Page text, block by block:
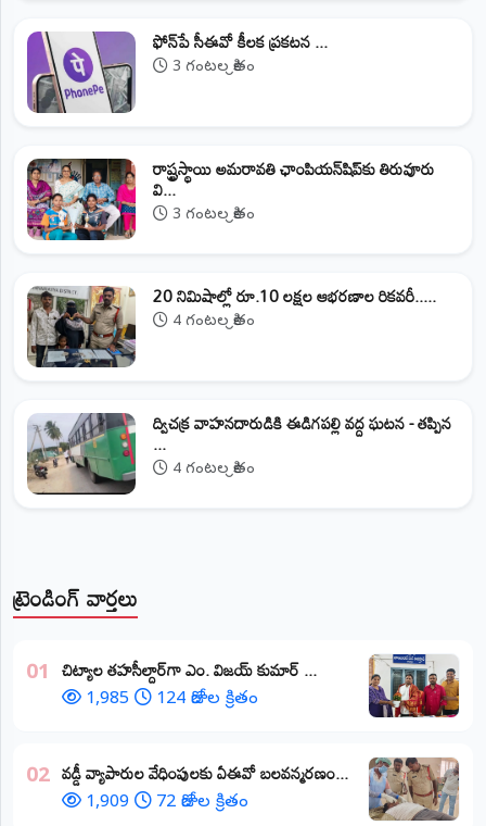
ట్రెండింగ్ వార్తలు
01 ​చిట్యాల తహసీల్దార్‌గా ఎం. విజయ్ కుమార్ ...
1,985 124 రోజుల క్రితం
02 వడ్డీ వ్యాపారుల వేధింపులకు ఏఈవో బలవన్మరణం...
1,909 72 రోజుల క్రితం
ఫోన్‌పే సీఈవో కీలక ప్రకటన ...
3 గంటల క్రితం
రాష్ట్రస్థాయి అమరావతి ఛాంపియన్‌షిప్‌కు తిరువూరు
వి...
3 గంటల క్రితం
20 నిమిషాల్లో రూ.10 లక్షల ఆభరణాల రికవరీ.....
4 గంటల క్రితం
ద్విచక్ర వాహనదారుడికి ఈడిగపల్లి వద్ద ఘటన - తప్పిన
...
4 గంటల క్రితం